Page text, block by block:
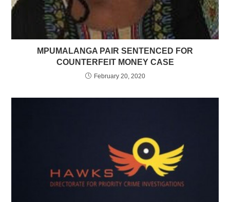
MPUMALANGA PAIR SENTENCED FOR
COUNTERFEIT MONEY CASE
February 20, 2020